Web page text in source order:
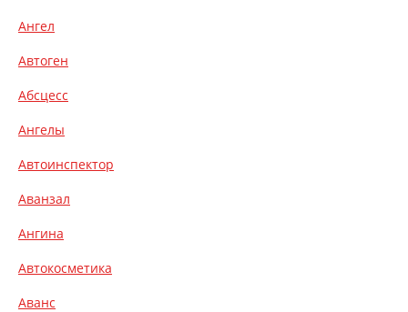
Ангел
Автоген
Абсцесс
Ангелы
Автоинспектор
Аванзал
Ангина
Автокосметика
Аванс